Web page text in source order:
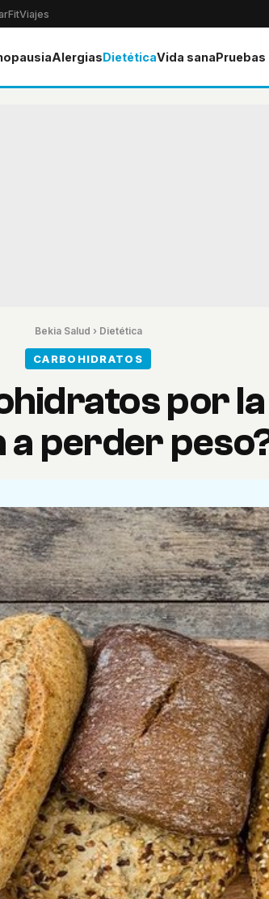
FitViajes
AlergiasDietéticaVida sana
Bekia Salud › Dietética
CARBOHIDRATOS
por
a perder